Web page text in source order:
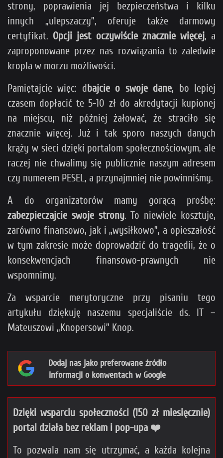
strony, poprawienia jej bezpieczeństwa i kilku
innych „ulepszaczy”, oferuje także darmowy
certyfikat. Opcji jest oczywiście znacznie więcej, a
zaproponowane przez nas rozwiązania to zaledwie
kropla w morzu możliwości.
Pamiętajcie więc: dbajcie o swoje dane, bo lepiej
czasem dopłacić te 5-10 zł do akredytacji kupionej
na miejscu, niż później żałować, że straciło się
znacznie więcej. Już i tak sporo naszych danych
krąży w sieci dzięki portalom społecznościowym, ale
raczej nie chwalimy się publicznie naszym adresem
czy numerem PESEL, a przynajmniej nie powinniśmy.
A do organizatorów mamy gorącą prośbę:
zabezpieczajcie swoje strony. To niewiele kosztuje,
zarówno finansowo, jak i „wysiłkowo”, a opieszałość
w tym zakresie może doprowadzić do tragedii, że o
konsekwencjach finansowo-prawnych nie
wspomnimy.
Za wsparcie merytoryczne przy pisaniu tego
artykułu dziękuję naszemu specjaliście ds. IT –
Mateuszowi „Knopersowi” Knop.
Dodaj nas jako preferowane źródło
informacji o konwentach w Google
Dzięki wsparciu społeczności (150 zł miesięcznie)
portal działa bez reklam i pop-upa ❤️
To pozwala nam się utrzymać, a każda kolejna